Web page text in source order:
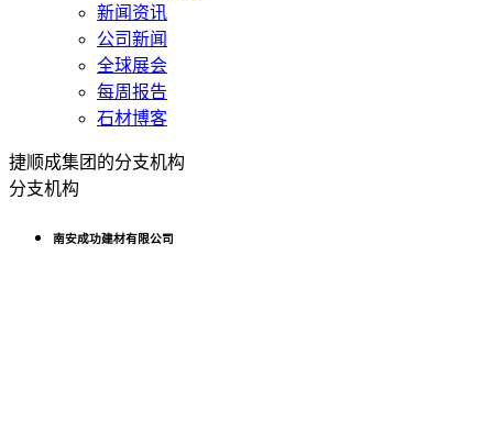
新闻资讯
公司新闻
全球展会
每周报告
石材博客
捷顺成集团的分支机构
分支机构
南安成功建材有限公司